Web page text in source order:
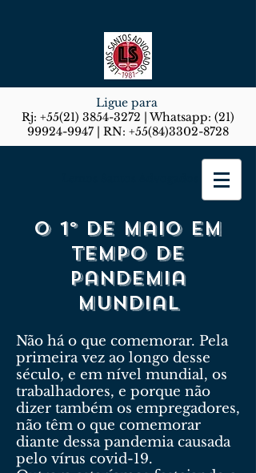
Ligue para
Rj: +55(21) 3854-3272 | Whatsapp: (21)
99924-9947 | RN: +55(84)3302-8728
O 1º de Maio em
tempo de
pandemia
mundial
Não há o que comemorar. Pela
primeira vez ao longo desse
século, e em nível mundial, os
trabalhadores, e porque não
dizer também os empregadores,
não têm o que comemorar
diante dessa pandemia causada
pelo vírus covid-19.